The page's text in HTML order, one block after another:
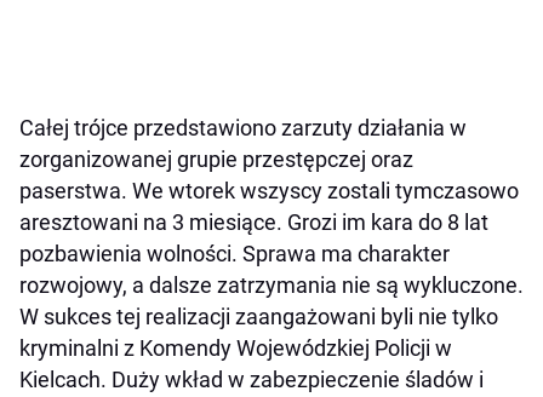
Całej trójce przedstawiono zarzuty działania w
zorganizowanej grupie przestępczej oraz
paserstwa. We wtorek wszyscy zostali tymczasowo
aresztowani na 3 miesiące. Grozi im kara do 8 lat
pozbawienia wolności. Sprawa ma charakter
rozwojowy, a dalsze zatrzymania nie są wykluczone.
W sukces tej realizacji zaangażowani byli nie tylko
kryminalni z Komendy Wojewódzkiej Policji w
Kielcach. Duży wkład w zabezpieczenie śladów i